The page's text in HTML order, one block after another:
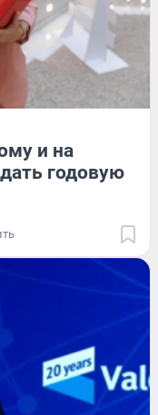
и на
годовую